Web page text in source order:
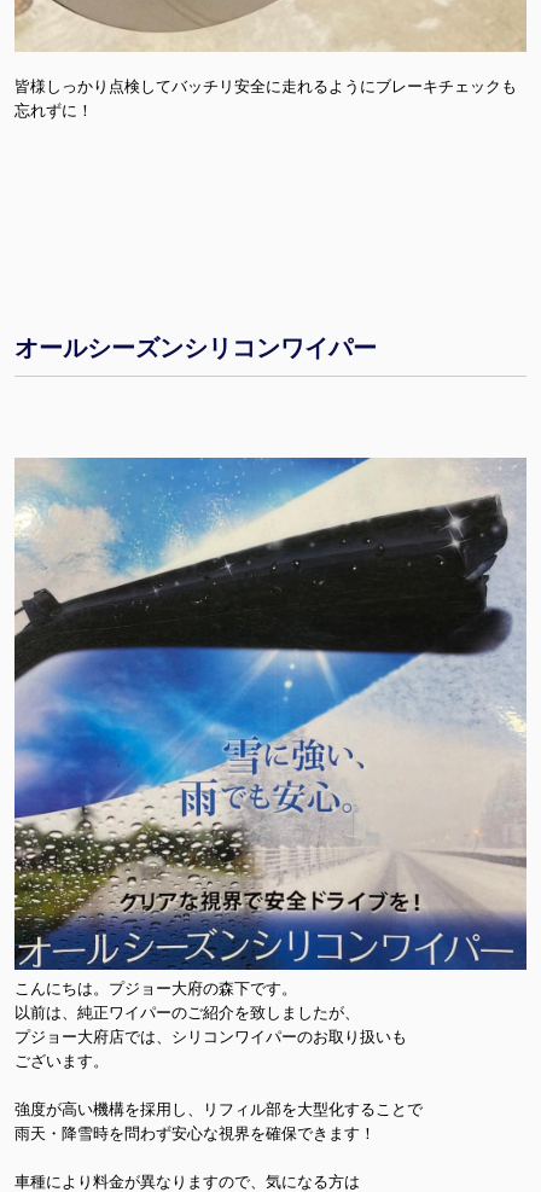
皆様しっかり点検してバッチリ安全に走れるようにブレーキチェックも
忘れずに！
オールシーズンシリコンワイパー
こんにちは。プジョー大府の森下です。
以前は、純正ワイパーのご紹介を致しましたが、
プジョー大府店では、シリコンワイパーのお取り扱いも
ございます。
強度が高い機構を採用し、リフィル部を大型化することで
雨天・降雪時を問わず安心な視界を確保できます！
車種により料金が異なりますので、気になる方は